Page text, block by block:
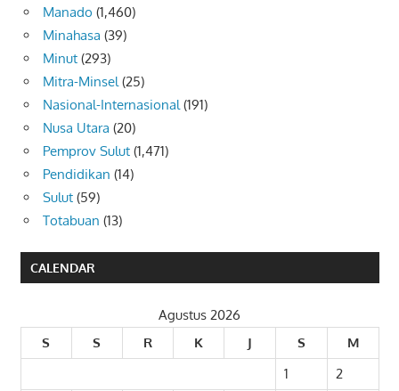
Manado (1,460)
Minahasa (39)
Minut (293)
Mitra-Minsel (25)
Nasional-Internasional (191)
Nusa Utara (20)
Pemprov Sulut (1,471)
Pendidikan (14)
Sulut (59)
Totabuan (13)
CALENDAR
Agustus 2026
S
S R K J S
M
1
2